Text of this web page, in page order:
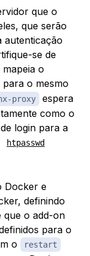
que o
que serão
autenticação
se de
o
para o mesmo
proxy
espera
como o
login para a
htpasswd
Docker e
definindo
que o add-on
para o
o restart